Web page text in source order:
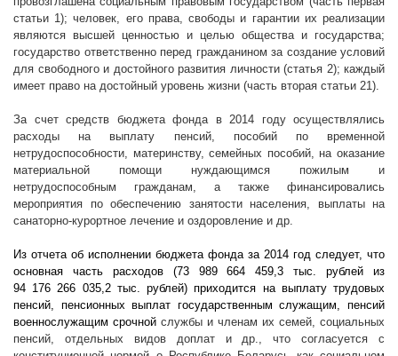
статьи 1); человек, его права, свободы и гарантии их реализации
являются высшей ценностью и целью общества и государства;
государство ответственно перед гражданином за создание условий
для свободного и достойного развития личности (статья 2); каждый
имеет право на достойный уровень жизни (часть вторая статьи 21).
За счет средств бюджета фонда в 2014 году осуществлялись
расходы на выплату пенсий, пособий по временной
нетрудоспособности, материнству, семейных пособий, на оказание
материальной помощи нуждающимся пожилым и
нетрудоспособным гражданам, а также финансировались
мероприятия по обеспечению занятости населения, выплаты на
санаторно-курортное лечение и оздоровление и др.
Из отчета об исполнении бюджета фонда за 2014 год следует, что
основная часть расходов (73 989 664 459,3 тыс. рублей из
94 176 266 035,2 тыс. рублей) приходится на выплату трудовых
пенсий, пенсионных выплат государственным служащим, пенсий
военнослужащим срочной службы и членам их семей, социальных
пенсий, отдельных видов доплат и др., что согласуется с